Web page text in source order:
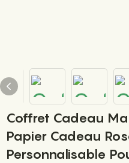
Coffret Cadeau
Papier Cadeau
Personnalisable